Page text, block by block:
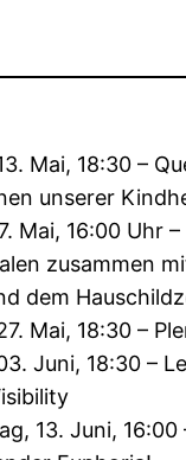
Mai, 18:30 –
unserer
Mai, 16:00 Uhr –
zusammen
dem
Mai, 18:30 –
Juni, 18:30 –
13. Juni, 16:00